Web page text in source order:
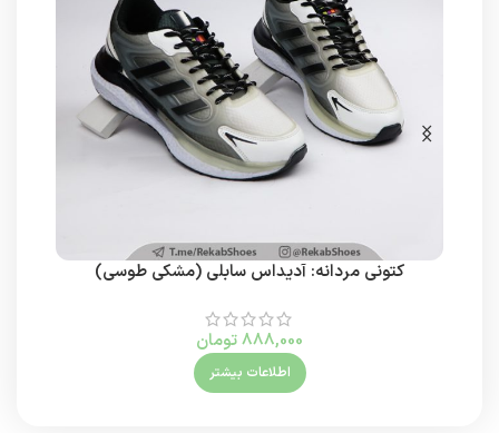
کتونی مردانه: آدیداس سابلی (مشکی طوسی)
888,000تومان
اطلاعات بیشتر